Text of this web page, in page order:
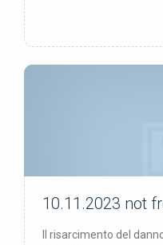
not free
10.11.2023 not
Il risarcimento del